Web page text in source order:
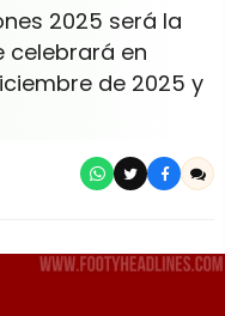
2025 será la
celebrará en
de 2025 y